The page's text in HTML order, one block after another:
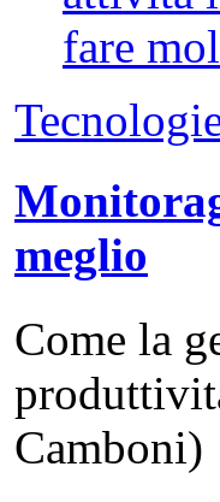
meglio
Come la
Camboni)